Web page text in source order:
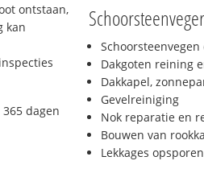
ontstaan,
kan
dagen
Schoorsteenveger
Dakgoten reining
Dakkapel,
Gevelreiniging
Nok reparatie en
Bouwen van
Lekkages